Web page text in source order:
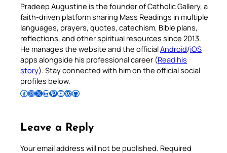
Pradeep Augustine is the founder of Catholic Gallery, a
faith-driven platform sharing Mass Readings in multiple
languages, prayers, quotes, catechism, Bible plans,
reflections, and other spiritual resources since 2013.
He manages the website and the officialAndroid/iOS
apps alongside his professional career (Read his
story). Stay connected with him on the official social
profiles below.
Follow Pradeep on Facebook Follow Pradeep on InstagramFollow Pradeep on X Follow Pradeep on LinkedIn Follow Pradeep on Pinterest Subscribe to Pradeep’s Youtube Channel Follow Pradeep on WordPress Follow Pradeep on GitHub
Leave a Reply
Your email address will not be published. Required